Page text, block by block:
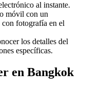
al instante.
móvil con un
fotografía en el
los detalles del
específicas.
en Bangkok